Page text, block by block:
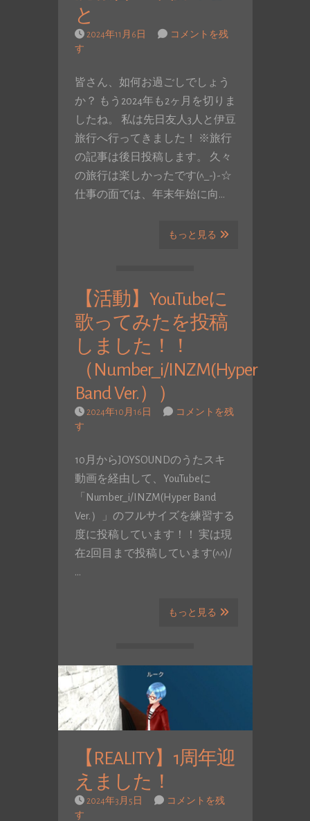
と
2024年11月6日
コメントを残
す
皆さん、如何お過ごしでしょう
か？ もう2024年も2ヶ月を切りま
したね。 私は先日友人3人と伊豆
旅行へ行ってきました！ ※旅行
の記事は後日投稿します。 久々
の旅行は楽しかったです(^_-)-☆
仕事の面では、年末年始に向…
もっと見る
【活動】YouTubeに
歌ってみたを投稿
しました！！
（Number_i/INZM(Hyper
Band Ver.））
2024年10月16日
コメントを残
す
10月からJOYSOUNDのうたスキ
動画を経由して、YouTubeに
「Number_i/INZM(Hyper Band
Ver.）」のフルサイズを練習する
度に投稿しています！！ 実は現
在2回目まで投稿しています(^^)/
…
もっと見る
【REALITY】1周年迎
えました！
2024年3月5日
コメントを残
す